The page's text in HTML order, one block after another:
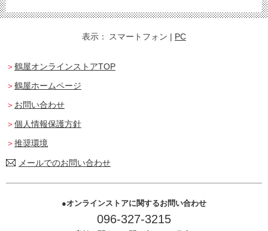
表示： スマートフォン | PC
鶴屋オンラインストアTOP
鶴屋ホームページ
お問い合わせ
個人情報保護方針
推奨環境
メールでのお問い合わせ
オンラインストアに関するお問い合わせ
096-327-3215